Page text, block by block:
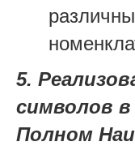
5.
символов
Полном